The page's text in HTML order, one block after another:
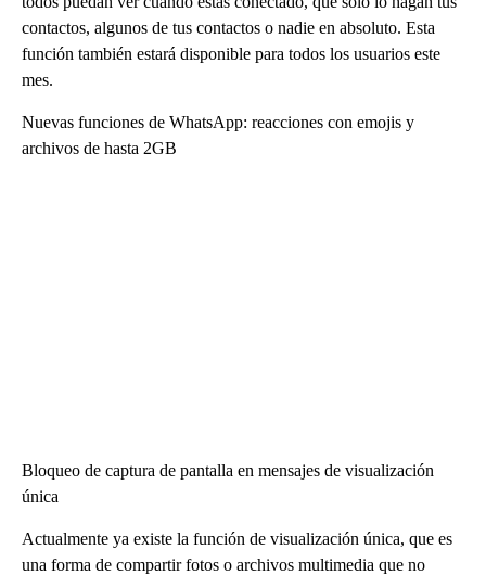
contactos, algunos de tus contactos o nadie en absoluto. Esta
función también estará disponible para todos los usuarios este
mes.
Nuevas funciones de WhatsApp: reacciones con emojis y
archivos de hasta 2GB
Bloqueo de captura de pantalla en mensajes de visualización
única
Actualmente ya existe la función de visualización única, que es
una forma de compartir fotos o archivos multimedia que no